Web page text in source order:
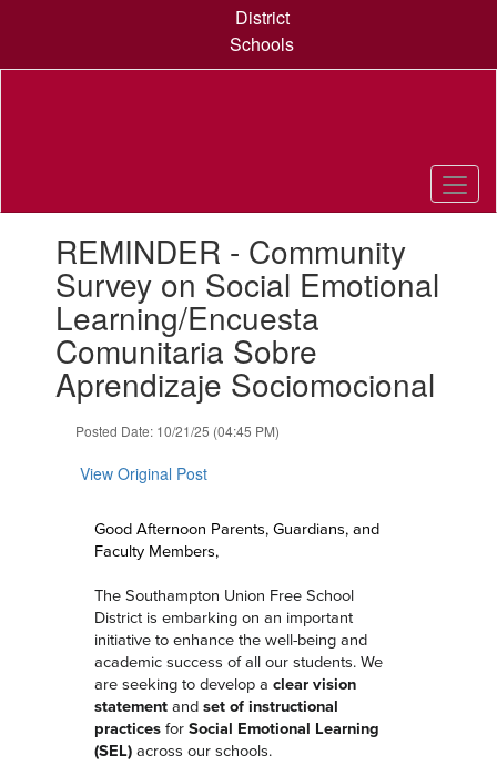
content
District
Schools
slides.
previous
buttons
REMINDER - Community
Survey on Social Emotional
Learning/Encuesta
Comunitaria Sobre
Aprendizaje Sociomocional
Posted Date: 10/21/25 (04:45 PM)
View Original Post
Good Afternoon Parents, Guardians, and
Faculty Members,
The Southampton Union Free School
District is embarking on an important
initiative to enhance the well-being and
academic success of all our students. We
are seeking to develop a clear vision
statementandset of instructional
practicesforSocial Emotional Learning
(SEL)across our schools.